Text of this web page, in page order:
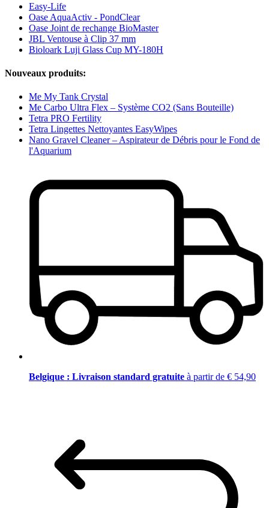
Easy-Life
Oase AquaActiv - PondClear
Oase Joint de rechange BioMaster
JBL Ventouse à Clip 37 mm
Bioloark Luji Glass Cup MY-180H
Nouveaux produits:
Me My Tank Crystal
Me Carbo Ultra Flex – Système CO2 (Sans Bouteille)
Tetra PRO Fertility
Tetra Lingettes Nettoyantes EasyWipes
Nano Gravel Cleaner – Aspirateur de Débris pour le Fond de
l'Aquarium
Belgique : Livraison standard gratuite à partir de € 54,90